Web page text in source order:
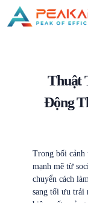
Thuật
Động
Trong bối cảnh
mạnh mẽ từ
chuyển cách
sang tối ưu trải